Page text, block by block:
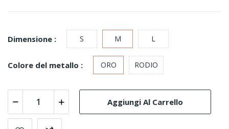
Dimensione : S M L
Colore del metallo : ORO RODIO
Aggiungi Al Carrello